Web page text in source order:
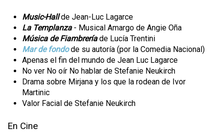
Music-Hallde Jean-Luc Lagarce
La Templanza- Musical Amargo de Angie Oña
Música de Fiambreríade Lucía Trentini
Mar de fondode su autoría (por la Comedia Nacional)
Apenas el fin del mundo de Jean Luc Lagarce
No ver No oír No hablar de Stefanie Neukirch
Drama sobre Mirjana y los que la rodean de Ivor
Martinic
Valor Facial de Stefanie Neukirch
En Cine